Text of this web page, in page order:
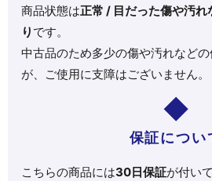
商品状態は正常 / 目だった傷や汚
り です。
中古品のため多少の傷や汚れなど
が、ご使用に支障はございません。
保証につい
こちらの商品には30日保証が付い